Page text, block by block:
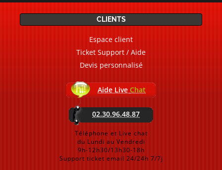
CLIENTS
Espace client
Ticket Support / Aide
Devis personnalisé
Aide Live Chat
02.30.96.48.87
Téléphone et Live chat
du Lundi au Vendredi
9h-12h30/13h30-18h
Support ticket email 24/24h 7/7j